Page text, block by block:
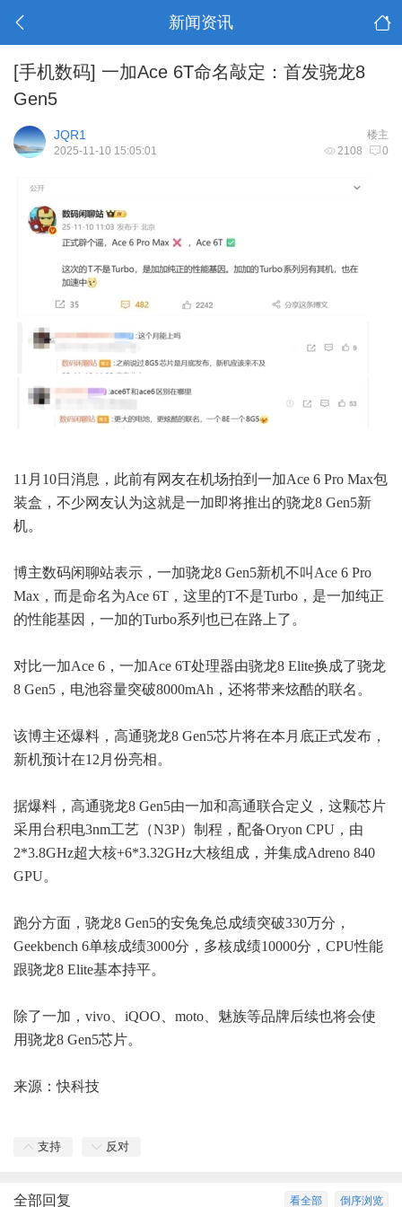
新闻资讯
[手机数码] 一加Ace 6T命名敲定：首发骁龙8
Gen5
楼主
JQR1
2108 0
2025-11-10 15:05:01
11月10日消息，此前有网友在机场拍到一加Ace 6 Pro Max包
装盒，不少网友认为这就是一加即将推出的骁龙8 Gen5新
机。
博主数码闲聊站表示，一加骁龙8 Gen5新机不叫Ace 6 Pro
Max，而是命名为Ace 6T，这里的T不是Turbo，是一加纯正
的性能基因，一加的Turbo系列也已在路上了。
对比一加Ace 6，一加Ace 6T处理器由骁龙8 Elite换成了骁龙
8 Gen5，电池容量突破8000mAh，还将带来炫酷的联名。
该博主还爆料，高通骁龙8 Gen5芯片将在本月底正式发布，
新机预计在12月份亮相。
据爆料，高通骁龙8 Gen5由一加和高通联合定义，这颗芯片
采用台积电3nm工艺（N3P）制程，配备Oryon CPU，由
2*3.8GHz超大核+6*3.32GHz大核组成，并集成Adreno 840
GPU。
跑分方面，骁龙8 Gen5的安兔兔总成绩突破330万分，
Geekbench 6单核成绩3000分，多核成绩10000分，CPU性能
跟骁龙8 Elite基本持平。
除了一加，vivo、iQOO、moto、魅族等品牌后续也将会使
用骁龙8 Gen5芯片。
来源：快科技
支持 反对
倒序浏览
看全部
全部回复